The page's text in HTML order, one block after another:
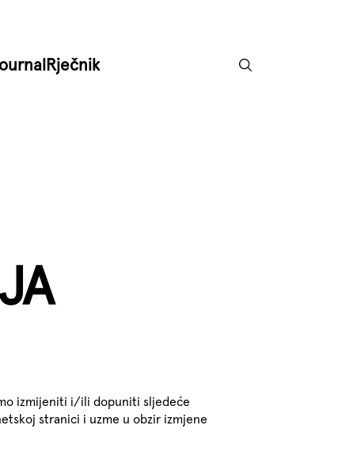
Rječnik
izmijeniti i/ili dopuniti sljedeće
stranici i uzme u obzir izmjene